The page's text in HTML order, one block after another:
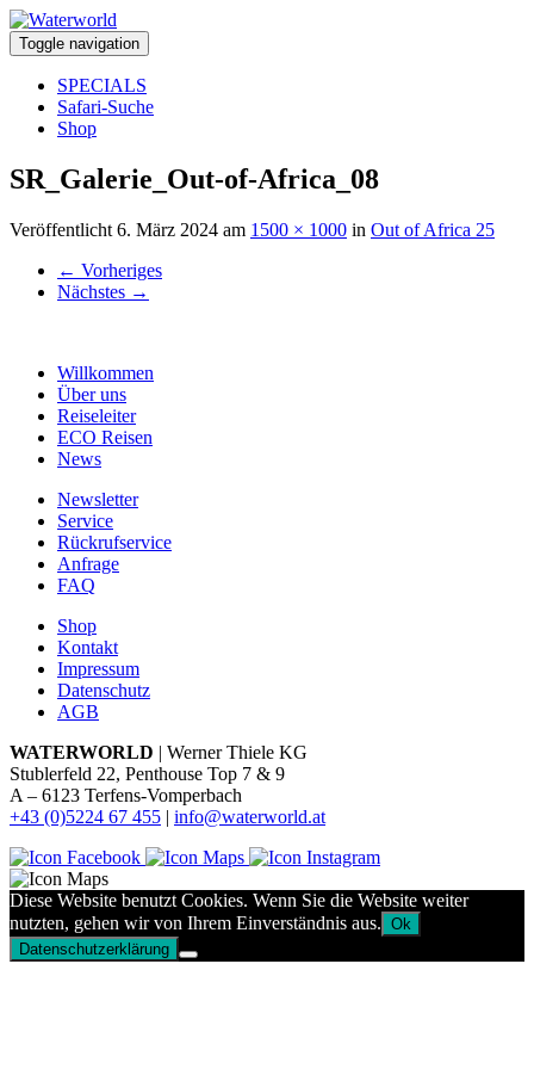
Toggle navigation
SPECIALS
Safari-Suche
Shop
SR_Galerie_Out-of-Africa_08
Veröffentlicht 6. März 2024 am 1500 × 1000 in Out of Africa 25
← Vorheriges
Nächstes →
Willkommen
Über uns
Reiseleiter
ECO Reisen
News
Newsletter
Service
Rückrufservice
Anfrage
FAQ
Shop
Kontakt
Impressum
Datenschutz
AGB
WATERWORLD | Werner Thiele KG
Stublerfeld 22, Penthouse Top 7 & 9
A – 6123 Terfens-Vomperbach
+43 (0)5224 67 455 | info@waterworld.at
Diese Website benutzt Cookies. Wenn Sie die Website weiter
nutzten, gehen wir von Ihrem Einverständnis aus. Ok
Datenschutzerklärung